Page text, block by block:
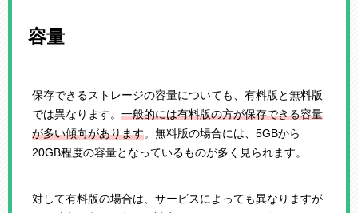
容量
保存できるストレージの容量についても、有料版と無料版
では異なります。 一般的には有料版の方が保存できる容量
が多い傾向があります。無料版の場合には、5GBから
20GB程度の容量となっているものが多く見られます。
対して有料版の場合は、サービスによっても異なりますが